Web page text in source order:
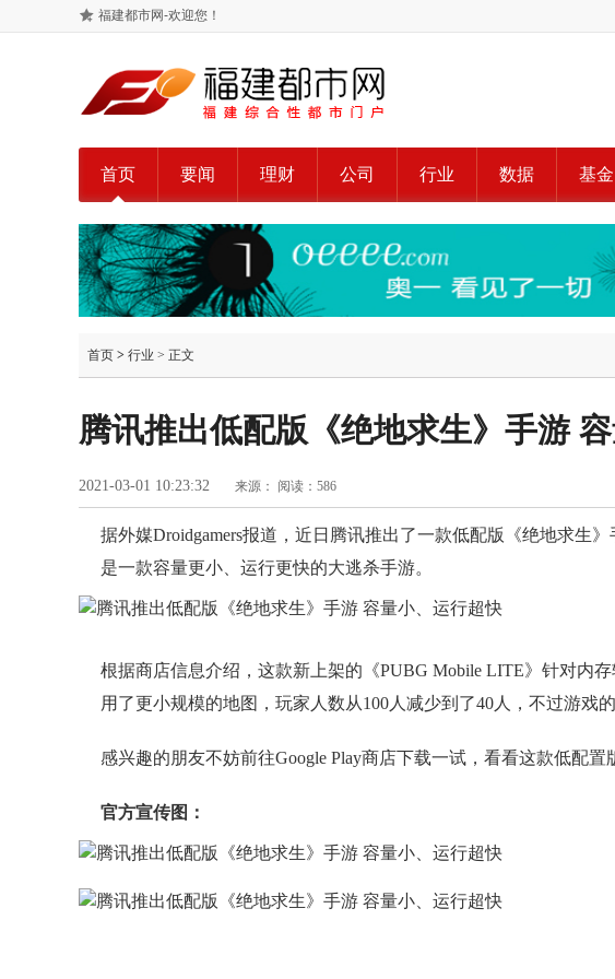
福建都市网-欢迎您！
首页 要闻 理财 公司 行业 数据 基金
首页 > 行业 > 正文
腾讯推出低配版《绝地求生》手游
2021-03-01 10:23:32 来源： 阅读：586
据外媒Droidgamers报道，近日腾讯推出了一款低配版《绝地求生
是一款容量更小、运行更快的大逃杀手游。
根据商店信息介绍，这款新上架的《PUBG Mobile LITE》针对内
用了更小规模的地图，玩家人数从100人减少到了40人，不过游戏
感兴趣的朋友不妨前往Google Play商店下载一试，看看这款低配置
官方宣传图：